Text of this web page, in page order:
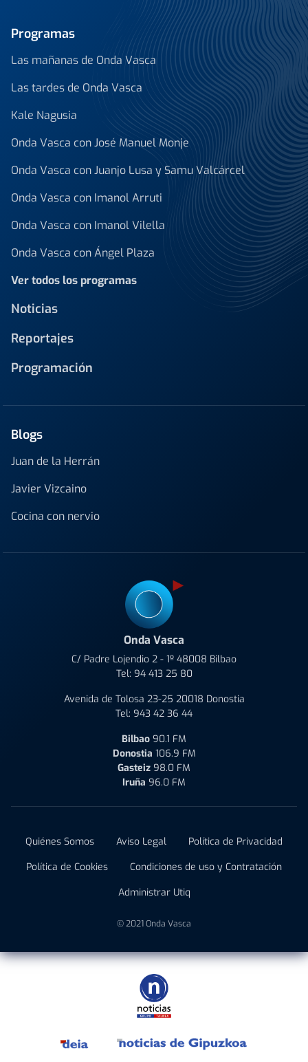
Programas
Las mañanas de Onda Vasca
Las tardes de Onda Vasca
Kale Nagusia
Onda Vasca con José Manuel Monje
Onda Vasca con Juanjo Lusa y Samu Valcárcel
Onda Vasca con Imanol Arruti
Onda Vasca con Imanol Vilella
Onda Vasca con Ángel Plaza
Ver todos los programas
Noticias
Reportajes
Programación
Blogs
Juan de la Herrán
Javier Vizcaino
Cocina con nervio
Onda Vasca
C/ Padre Lojendio 2 - 1º 48008 Bilbao
Tel: 94 413 25 80
Avenida de Tolosa 23-25 20018 Donostia
Tel: 943 42 36 44
Bilbao 90.1 FM
Donostia 106.9 FM
Gasteiz 98.0 FM
Iruña 96.0 FM
Quiénes Somos Aviso Legal
Política de Privacidad
Política de Cookies
Condiciones de uso y Contratación
Administrar Utiq
© 2021 Onda Vasca